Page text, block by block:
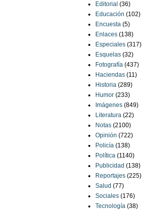
Editorial (36)
Educación (102)
Encuesta (5)
Enlaces (138)
Especiales (317)
Esquelas (32)
Fotografía (437)
Haciendas (11)
Historia (289)
Humor (233)
Imágenes (849)
Literatura (22)
Notas (2100)
Opinión (722)
Policía (138)
Política (1140)
Publicidad (138)
Reportajes (225)
Salud (77)
Sociales (176)
Tecnología (38)